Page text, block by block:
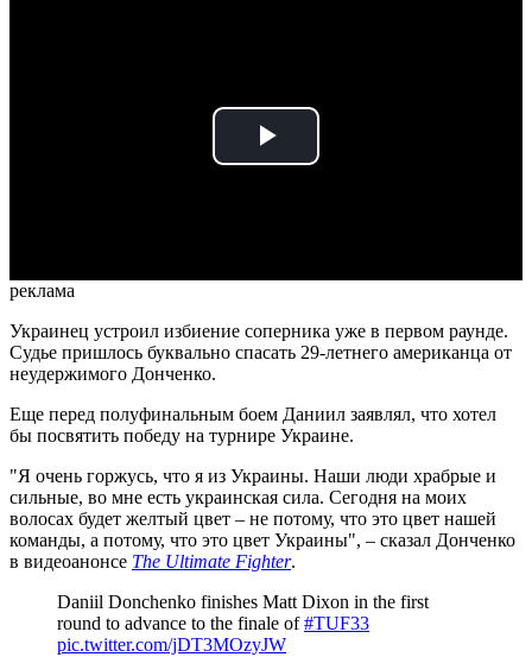
Play
реклама
Украинец устроил избиение соперника уже в первом раунде.
Судье пришлось буквально спасать 29-летнего американца от
неудержимого Донченко.
Еще перед полуфинальным боем Даниил заявлял, что хотел
бы посвятить победу на турнире Украине.
"Я очень горжусь, что я из Украины. Наши люди храбрые и
сильные, во мне есть украинская сила. Сегодня на моих
волосах будет желтый цвет – не потому, что это цвет нашей
команды, а потому, что это цвет Украины", – сказал Донченко
в видеоанонсе The Ultimate Fighter.
Daniil Donchenko finishes Matt Dixon in the first
round to advance to the finale of#TUF33
pic.twitter.com/jDT3MOzyJW